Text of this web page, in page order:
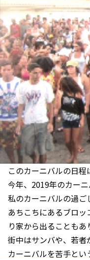
このカーニバルの日程
今年、2019年のカーニ
私のカーニバルの過
あちこちにあるブロ
り家から出ることもあ
街中はサンバや、若者
カーニバルを苦手とい